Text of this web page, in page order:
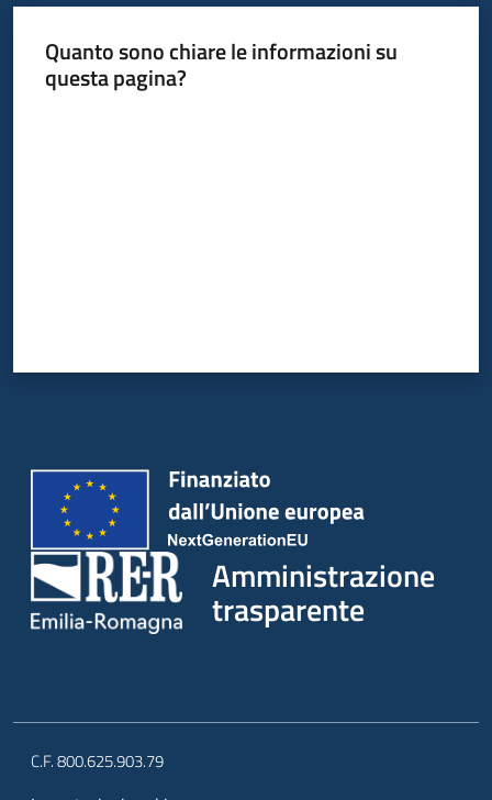
Quanto sono chiare le informazioni su
questa pagina?
Amministrazione
trasparente
C.F. 800.625.903.79